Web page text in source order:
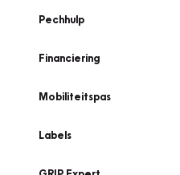
Pechhulp
Financiering
Mobiliteitspas
Labels